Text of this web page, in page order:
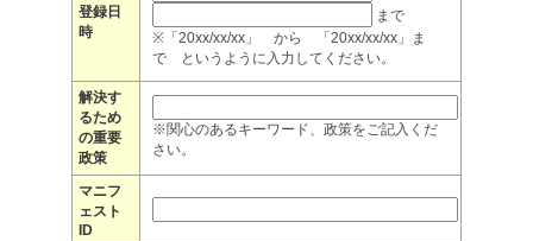
登録日
時
まで
※「20xx/xx/xx」 から 「20xx/xx/xx」ま
で というように入力してください。
解決す
るため
の重要
政策
※関心のあるキーワード、政策をご記入くだ
さい。
マニフ
ェスト
ID